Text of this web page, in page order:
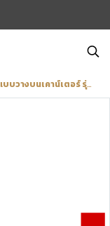
างบนเคาน์เตอร์ รุ่น SILN